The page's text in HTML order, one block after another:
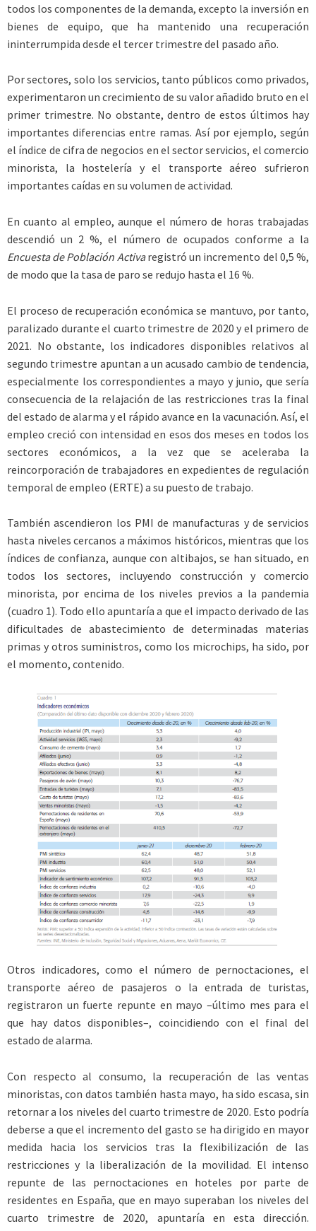
todos los componentes de la demanda, excepto la inversión en
bienes de equipo, que ha mantenido una recuperación
ininterrumpida desde el tercer trimestre del pasado año.
Por sectores, solo los servicios, tanto públicos como privados,
experimentaron un crecimiento de su valor añadido bruto en el
primer trimestre. No obstante, dentro de estos últimos hay
importantes diferencias entre ramas. Así por ejemplo, según
el índice de cifra de negocios en el sector servicios, el comercio
minorista, la hostelería y el transporte aéreo sufrieron
importantes caídas en su volumen de actividad.
En cuanto al empleo, aunque el número de horas trabajadas
descendió un 2 %, el número de ocupados conforme a la
Encuesta de Población Activaregistró un incremento del 0,5 %,
de modo que la tasa de paro se redujo hasta el 16 %.
El proceso de recuperación económica se mantuvo, por tanto,
paralizado durante el cuarto trimestre de 2020 y el primero de
2021. No obstante, los indicadores disponibles relativos al
segundo trimestre apuntan a un acusado cambio de tendencia,
especialmente los correspondientes a mayo y junio, que sería
consecuencia de la relajación de las restricciones tras la final
del estado de alarma y el rápido avance en la vacunación. Así, el
empleo creció con intensidad en esos dos meses en todos los
sectores económicos, a la vez que se aceleraba la
reincorporación de trabajadores en expedientes de regulación
temporal de empleo (ERTE) a su puesto de trabajo.
También ascendieron los PMI de manufacturas y de servicios
hasta niveles cercanos a máximos históricos, mientras que los
índices de confianza, aunque con altibajos, se han situado, en
todos los sectores, incluyendo construcción y comercio
minorista, por encima de los niveles previos a la pandemia
(cuadro 1). Todo ello apuntaría a que el impacto derivado de las
dificultades de abastecimiento de determinadas materias
primas y otros suministros, como los microchips, ha sido, por
el momento, contenido.
Otros indicadores, como el número de pernoctaciones, el
transporte aéreo de pasajeros o la entrada de turistas,
registraron un fuerte repunte en mayo –último mes para el
que hay datos disponibles–, coincidiendo con el final del
estado de alarma.
Con respecto al consumo, la recuperación de las ventas
minoristas, con datos también hasta mayo, ha sido escasa, sin
retornar a los niveles del cuarto trimestre de 2020. Esto podría
deberse a que el incremento del gasto se ha dirigido en mayor
medida hacia los servicios tras la flexibilización de las
restricciones y la liberalización de la movilidad. El intenso
repunte de las pernoctaciones en hoteles por parte de
residentes en España, que en mayo superaban los niveles del
cuarto trimestre de 2020, apuntaría en esta dirección.